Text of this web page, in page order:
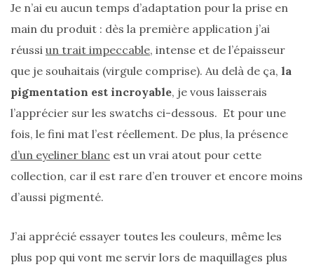
Je n’ai eu aucun temps d’adaptation pour la prise en
main du produit : dès la première application j’ai
réussi un trait impeccable, intense et de l’épaisseur
que je souhaitais (virgule comprise). Au delà de ça, la
pigmentation est incroyable, je vous laisserais
l’apprécier sur les swatchs ci-dessous. Et pour une
fois, le fini mat l’est réellement. De plus, la présence
d’un eyeliner blanc est un vrai atout pour cette
collection, car il est rare d’en trouver et encore moins
d’aussi pigmenté.
J’ai apprécié essayer toutes les couleurs, même les
plus pop qui vont me servir lors de maquillages plus